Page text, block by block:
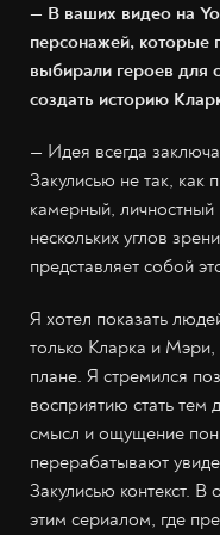
— В ваших видео на
персонажей, которые
выбирали героев
создать историю
— Идея всегда
Закулисью не так, как
камерный,
нескольких углов
представляет собой
Я хотел показать
только Кларка и
плане. Я стремился
восприятию стать тем
смысл и ощущение
перерабатывают
Закулисью контекст.
этим сериалом, где